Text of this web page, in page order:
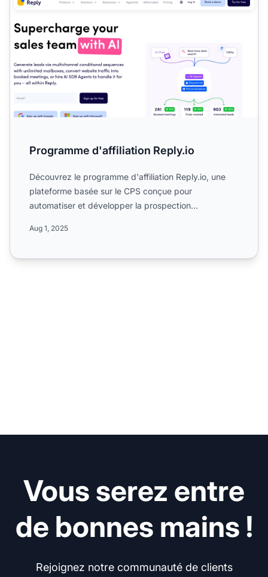
Programme d'affiliation Reply.io
Découvrez le programme d'affiliation Reply.io, une
plateforme basée sur le CPS conçue pour
automatiser et développer la prospection
Aug 1, 2025
Vous serez entre
de bonnes mains !
Rejoignez notre communauté de clients